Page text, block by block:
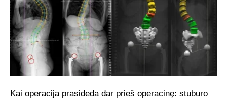
Kai operacija prasideda dar prieš operacinę: stuburo